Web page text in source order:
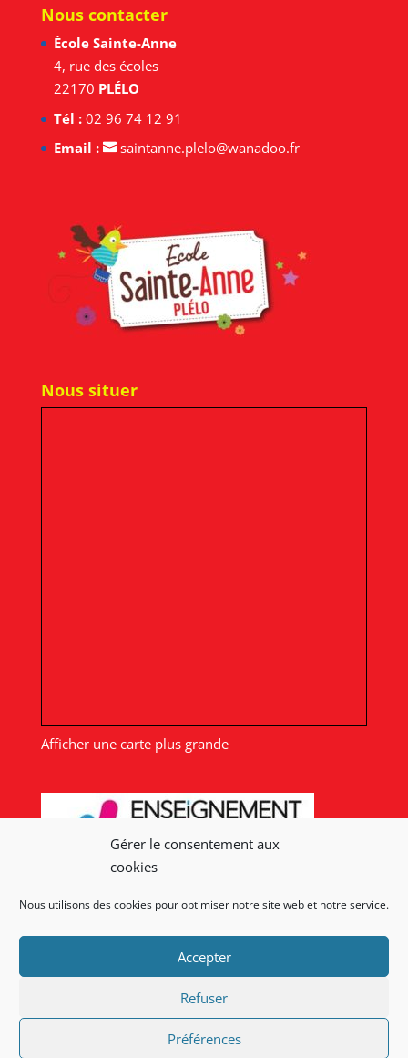
Gérer le consentement aux
cookies
Nous utilisons des cookies pour optimiser notre site web et notre service.
Accepter
Refuser
Préférences
Nous contacter
École Sainte-Anne
4, rue des écoles
22170 PLÉLO
Tél :02 96 74 12 91
Email :
saintanne.plelo@wanadoo.fr
Nous situer
Afficher une carte plus grande
Nos liens